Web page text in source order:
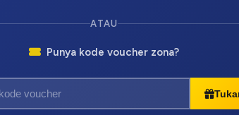
ATAU
Punya kode voucher zona?